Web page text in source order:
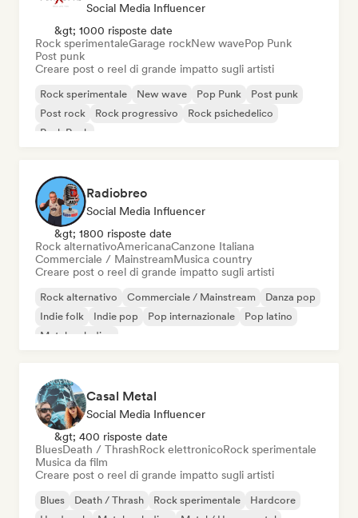
Social Media Influencer
&gt; 1000 risposte date
Rock sperimentaleGarage rockNew wavePop Punk
Post punk
Creare post o reel di grande impatto sugli artisti
Rock sperimentale New wave Pop Punk
Post punk
Post rock
Rock progressivo
Rock psichedelico
Punk Rock
Radiobreo
Social Media Influencer
&gt; 1800 risposte date
Rock alternativoAmericanaCanzone Italiana
Commerciale / MainstreamMusica country
Creare post o reel di grande impatto sugli artisti
Rock alternativo Commerciale / Mainstream
Danza pop
Indie folk
Indie pop Pop internazionale
Pop latino
Metal melodico
Casal Metal
Social Media Influencer
&gt; 400 risposte date
BluesDeath / ThrashRock elettronicoRock sperimentale
Musica da film
Creare post o reel di grande impatto sugli artisti
Blues Death / Thrash Rock sperimentale
Hardcore